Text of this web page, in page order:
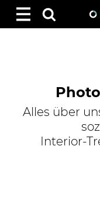
Alles über
Interior-